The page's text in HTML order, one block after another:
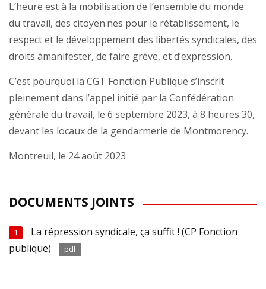
L’heure est à la mobilisation de l’ensemble du monde
du travail, des citoyen.nes pour le rétablissement, le
respect et le développement des libertés syndicales, des
droits àmanifester, de faire grève, et d’expression.
C’est pourquoi la CGT Fonction Publique s’inscrit
pleinement dans l’appel initié par la Confédération
générale du travail, le 6 septembre 2023, à 8 heures 30,
devant les locaux de la gendarmerie de Montmorency.
Montreuil, le 24 août 2023
DOCUMENTS JOINTS
1
La répression syndicale, ça suffit ! (CP Fonction
publique)
pdf